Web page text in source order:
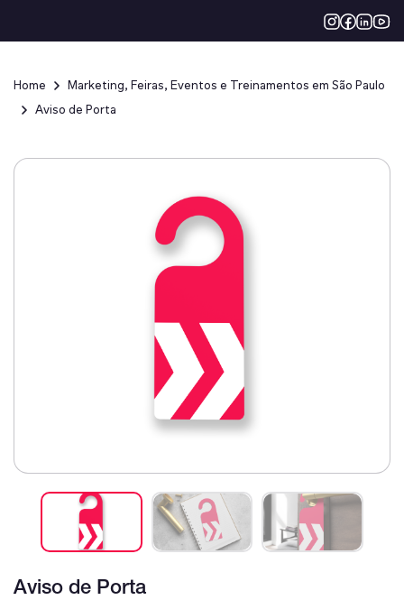
Home
Marketing, Feiras, Eventos e Treinamentos em São Paulo
Aviso de Porta
Aviso de Porta